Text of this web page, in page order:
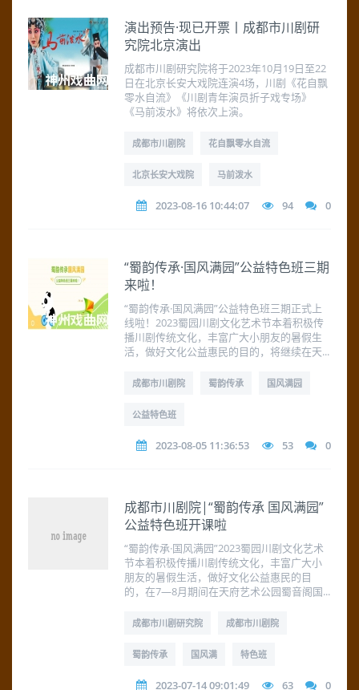
演出预告·现已开票丨成都市川剧研
究院北京演出
成都市川剧研究院将于2023年10月19日至22
日在北京长安大戏院连演4场，川剧《花自飘
零水自流》《川剧青年演员折子戏专场》
《马前泼水》将依次上演。
成都市川剧院 花自飘零水自流
北京长安大戏院 马前泼水
2023-08-16 10:44:07 94 0
“蜀韵传承·国风满园”公益特色班三期
来啦！
“蜀韵传承·国风满园”公益特色班三期正式上
线啦！2023蜀园川剧文化艺术节本着积极传
播川剧传统文化，丰富广大小朋友的暑假生
活，做好文化公益惠民的目的，将继续在天...
成都市川剧院 蜀韵传承 国风满园
公益特色班
2023-08-05 11:36:53 53 0
成都市川剧院|“蜀韵传承 国风满园”
公益特色班开课啦
“蜀韵传承·国风满园”2023蜀园川剧文化艺术
节本着积极传播川剧传统文化，丰富广大小
朋友的暑假生活，做好文化公益惠民的目
的，在7—8月期间在天府艺术公园蜀音阁国...
成都市川剧研究院 成都市川剧院
蜀韵传承 国风满 特色班
2023-07-14 09:01:49 63 0